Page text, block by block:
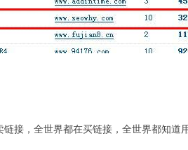
链接，全世界都在买链接，全世界都知道